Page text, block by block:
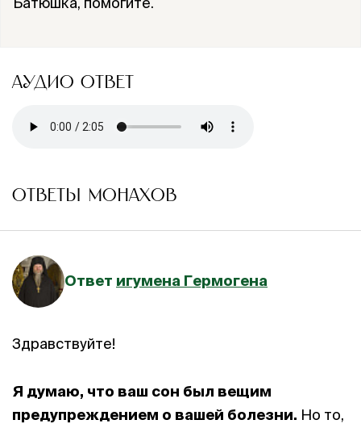
АУДИО ОТВЕТ
ОТВЕТЫ МОНАХОВ
Ответ игумена Гермогена
Здравствуйте!
Я думаю, что ваш сон был вещим
предупреждением о вашей болезни. Но то,